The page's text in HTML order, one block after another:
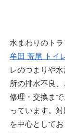
水まわりのト
牟田 荒尾 トイ
レのつまりや
所の排水不良
修理・交換ま
っています。
を中心として